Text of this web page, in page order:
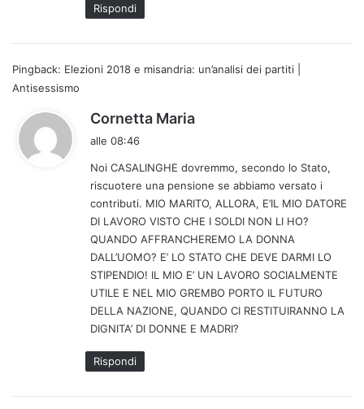
Rispondi
Pingback: Elezioni 2018 e misandria: un’analisi dei partiti |
Antisessismo
Cornetta Maria
e
t
t
o
:
alle 08:46
Noi CASALINGHE dovremmo, secondo lo Stato,
riscuotere una pensione se abbiamo versato i
contributi. MIO MARITO, ALLORA, E’IL MIO DATORE
DI LAVORO VISTO CHE I SOLDI NON LI HO?
QUANDO AFFRANCHEREMO LA DONNA
DALL’UOMO? E’ LO STATO CHE DEVE DARMI LO
STIPENDIO! IL MIO E’ UN LAVORO SOCIALMENTE
UTILE E NEL MIO GREMBO PORTO IL FUTURO
DELLA NAZIONE, QUANDO CI RESTITUIRANNO LA
DIGNITA’ DI DONNE E MADRI?
Rispondi